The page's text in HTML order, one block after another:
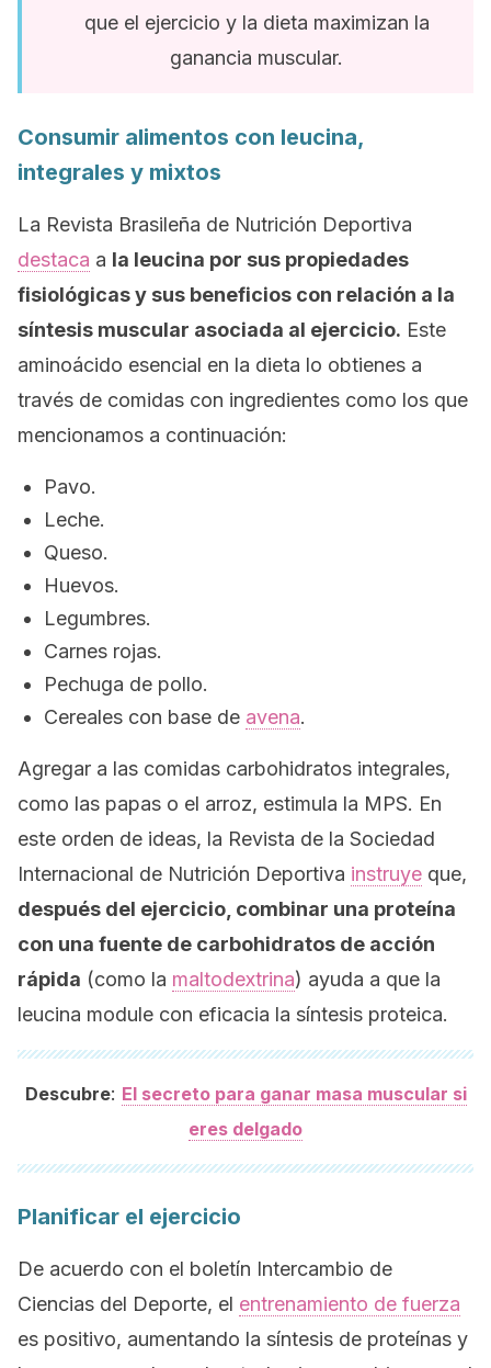
que el ejercicio y la dieta maximizan la
ganancia muscular.
Consumir alimentos con leucina,
integrales y mixtos
La Revista Brasileña de Nutrición Deportiva
destaca a la leucina por sus propiedades
fisiológicas y sus beneficios con relación a la
síntesis muscular asociada al ejercicio. Este
aminoácido esencial en la dieta lo obtienes a
través de comidas con ingredientes como los que
mencionamos a continuación:
Pavo.
Leche.
Queso.
Huevos.
Legumbres.
Carnes rojas.
Pechuga de pollo.
Cereales con base de avena.
Agregar a las comidas carbohidratos integrales,
como las papas o el arroz, estimula la MPS. En
este orden de ideas, la Revista de la Sociedad
Internacional de Nutrición Deportiva instruye que,
después del ejercicio, combinar una proteína
con una fuente de carbohidratos de acción
rápida (como la maltodextrina) ayuda a que la
leucina module con eficacia la síntesis proteica.
Descubre: El secreto para ganar masa muscular si
eres delgado
Planificar el ejercicio
De acuerdo con el boletín Intercambio de
Ciencias del Deporte, el entrenamiento de fuerza
es positivo, aumentando la síntesis de proteínas y